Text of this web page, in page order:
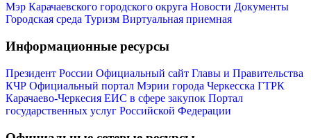
Мэр Карачаевского городского округа Новости Документы
Городская среда Туризм Виртуальная приемная
Информационные ресурсы
Президент России Официальный сайт Главы и Правительства
КЧР Официальный портал Мэрии города Черкесска ГТРК
Карачаево-Черкесия ЕИС в сфере закупок Портал
государственных услуг Российской Федерации
Мэр